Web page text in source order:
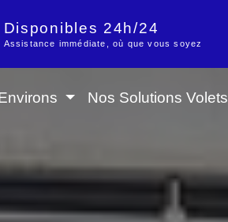
Disponibles 24h/24
Assistance immédiate, où que vous soyez
Nos Solutions Volets